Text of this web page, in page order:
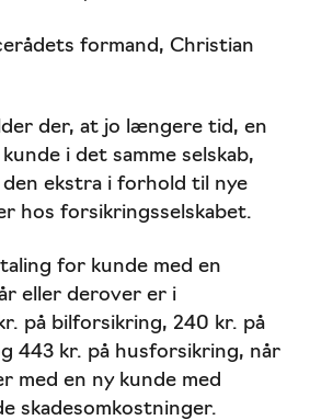
formand, Christian
der, at jo længere tid, en
i det samme selskab,
ekstra i forhold til nye
hos forsikringsselskabet.
for kunde med en
eller derover er i
på bilforsikring, 240 kr. på
443 kr. på husforsikring, når
med en ny kunde med
skadesomkostninger.